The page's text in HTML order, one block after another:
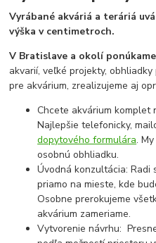
Vyrábané akváriá a teráriá
výška v centimetroch.
V Bratislave a okolí
akvarií, veľké projekty,
pre akvárium, zrealizujeme aj
Chcete akvárium komplet
Najlepšie telefonicky,
dopytového formulára.
osobnú obhliadku.
Úvodná konzultácia: Radi
priamo na mieste, kde
Osobne prerokujeme
akvárium zameriame.
Vytvorenie návrhu: